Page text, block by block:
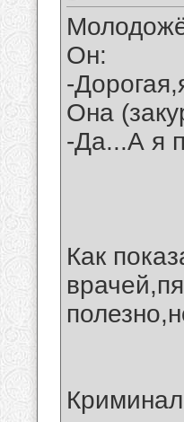
Он:
-
Она
-Да...А я
Как